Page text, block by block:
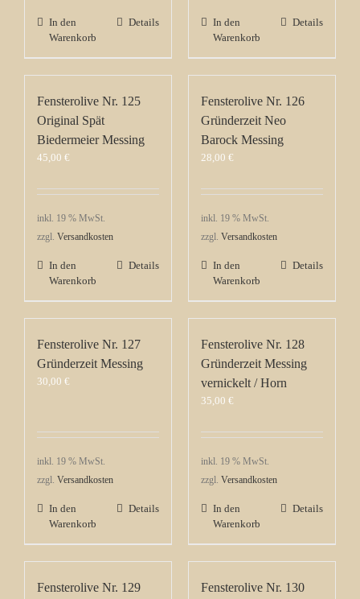
In den
Warenkorb
Details
In den
Warenkorb
Details
Fensterolive Nr. 125
Original Spät
Biedermeier Messing
45,00 €
inkl. 19 % MwSt.
zzgl. Versandkosten
In den
Warenkorb
Details
Fensterolive Nr. 126
Gründerzeit Neo
Barock Messing
28,00 €
inkl. 19 % MwSt.
zzgl. Versandkosten
In den
Warenkorb
Details
Fensterolive Nr. 127
Gründerzeit Messing
30,00 €
inkl. 19 % MwSt.
zzgl. Versandkosten
In den
Warenkorb
Details
Fensterolive Nr. 128
Gründerzeit Messing
vernickelt / Horn
35,00 €
inkl. 19 % MwSt.
zzgl. Versandkosten
In den
Warenkorb
Details
Fensterolive Nr. 129
Fensterolive Nr. 130